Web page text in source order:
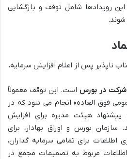
رویدادها شامل توقف و بازگشایی
ناپذیر پس از اعلام افزایش سرمایه،
شرکت در بورساست. این توقف معمولاً
فوق العاده» انجام می شود که در
هیئت مدیره برای افزایش
سازمان بورس و اوراق بهادار، برای
اطلاعات برای تمامی سرمایه گذاران،
مربوط به تصمیمات مجمع در